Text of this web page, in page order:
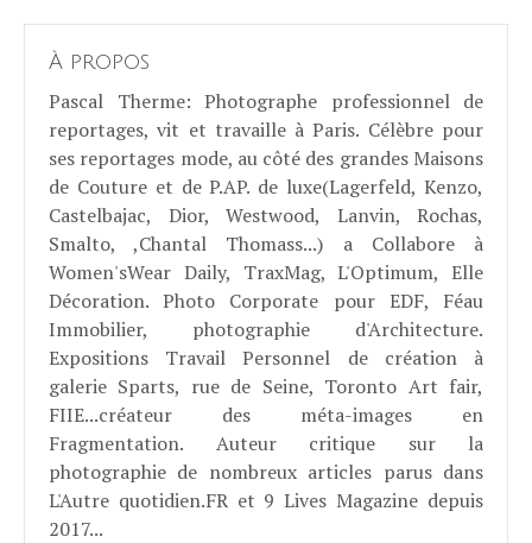
À propos
Pascal Therme: Photographe professionnel de
reportages, vit et travaille à Paris. Célèbre pour
ses reportages mode, au côté des grandes Maisons
de Couture et de P.AP. de luxe(Lagerfeld, Kenzo,
Castelbajac, Dior, Westwood, Lanvin, Rochas,
Smalto, ,Chantal Thomass...) a Collabore à
Women'sWear Daily, TraxMag, L'Optimum, Elle
Décoration. Photo Corporate pour EDF, Féau
Immobilier, photographie d'Architecture.
Expositions Travail Personnel de création à
galerie Sparts, rue de Seine, Toronto Art fair,
FIIE...créateur des méta-images en
Fragmentation. Auteur critique sur la
photographie de nombreux articles parus dans
L'Autre quotidien.FR et 9 Lives Magazine depuis
2017...